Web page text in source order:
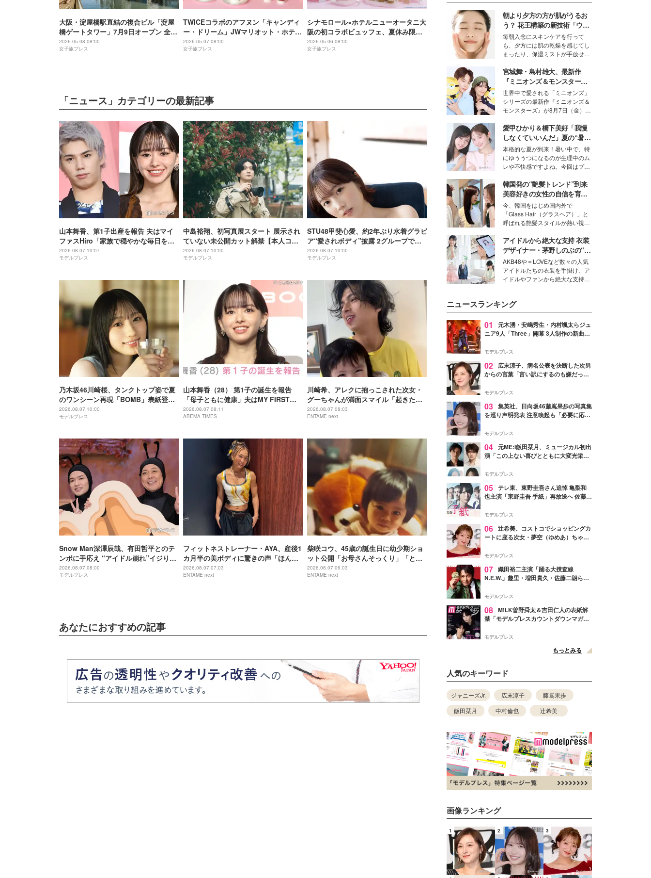
大阪・淀屋橋駅直結の複合ビル「淀屋
橋ゲートタワー」7月9日オープン 全29
店舗＆癒しの屋上庭園も
2026.05.08 08:00
女子旅プレス
TWICEコラボのアフヌン「キャンディ
ー・ドリーム」JWマリオット・ホテル
東京で限定提供
2026.05.07 08:00
女子旅プレス
シナモロール×ホテルニューオータニ大
阪の初コラボビュッフェ、夏休み限定
で開催
2026.05.06 08:00
女子旅プレス
「ニュース」カテゴリーの最新記事
山本舞香、第1子出産を報告 夫はマイ
ファスHiro「家族で穏やかな毎日を過
ごしています」
2026.08.07 10:07
モデルプレス
中島裕翔、初写真展スタート 展示され
ていない未公開カット解禁【本人コメ
ント】
2026.08.07 10:00
モデルプレス
STU48甲斐心愛、約2年ぶり水着グラビ
ア“愛されボディ”披露 2グループでの1
期生経験・センターへの思い語る
2026.08.07 10:00
モデルプレス
乃木坂46川崎桜、タンクトップ姿で夏
のワンシーン再現「BOMB」表紙登場
裏表紙は6期生・長嶋凛桜【独占カット
あり】
2026.08.07 10:00
モデルプレス
山本舞香（28） 第1子の誕生を報告
「母子ともに健康」夫はMY FIRST
STORY Hiro（32）
2026.08.07 08:11
ABEMA TIMES
川崎希、アレクに抱っこされた次女・
グーちゃんが満面スマイル「起きたて
はこの表情してくれて1日ハッピー」
2026.08.07 08:03
ENTAME next
Snow Man深澤辰哉、有田哲平とのテ
ンポに手応え “アイドル崩れ”イジりに
は即ツッコミ「一応ド真ん中を走って
るつもり」【アリフォルニア】
2026.08.07 08:00
モデルプレス
フィットネストレーナー・AYA、産後1
カ月半の美ボディに驚きの声「ほんと
に出産したのー？」
2026.08.07 07:03
ENTAME next
柴咲コウ、45歳の誕生日に幼少期ショ
ット公開「お母さんそっくり」「とん
でもなくかわいい」
2026.08.07 06:03
ENTAME next
あなたにおすすめの記事
朝より夕方の方が肌がうるお
う？ 花王構築の新技術「ウォ
ーターキャプチャリングスキ
ン（捕水肌）」がスキンケア
の常識を変える予感
毎朝入念にスキンケアを行って
も、夕方には肌の乾燥を感じてし
まったり、保湿ミストが手放せな
な美容の常識を大きく変える可能
性を秘めた、革新的な「Water
Capturing Skin（ウォーターキャ
プチャリングスキン：捕水肌）」
技術を、花王が構築した。
宮城舞・島村雄大、最新作
『ミニオンズ＆モンスター
ズ』の魅力熱弁 ハチャメチャ
だけじゃない“友情と絆”に感
動
世界中で愛される「ミニオンズ」
シリーズの最新作『ミニオンズ＆
モンスターズ』が8月7日（金）に
ニオン好き”という共通点を持つモ
デルの宮城舞と島村雄大の特別対
談をお届け！それぞれの視点か
ら、今作ならではの魅力や予想外
の感動をもたらす奥深いストーリ
ーについて熱く語り合ってもらっ
た。
愛甲ひかり＆橋下美好「我慢
しなくていいんだ」夏の“暑さ
対策”の新しい選択肢とは？
本格的な夏が到来！暑い中で、特
にゆううつになるのが生理中のム
レや不快感ですよね。今回はプラ
モデル・愛甲ひかりさんと橋下美
好さんを迎えて本音で女子会トー
ク。猛暑のお出かけを快適に過ご
すヒントや、2人が感動した夏の
生理の新常識にも迫りました。
韓国発の“艶髪トレンド”到来
美容好きの女性の自信を育む
「ヘアケア事情」って？
今、韓国をはじめ国内外で
「Glass Hair（グラスヘア）」と
呼ばれる艶髪スタイルが熱い視線
ションの完成度を高めるベースと
して、“髪そのものの美しさ”に改
めて注目する人が増えている様
子。今回は、そんな憧れの艶やか
な髪を日常で叶える、美容好きの
女性たちのヘアケア事情を紹介し
アイドルから絶大な支持 衣装
デザイナー・茅野しのぶの“可
愛い”を作る美学＜「シチズン
クロスシー」インタビュー＞
AKB48や＝LOVEなど数々の人気
アイドルたちの衣装を手掛け、ア
イドルやファンから絶大な支持を
ター・茅野しのぶ。一人ひとりの
個性に寄り添い、魅力を引き出す
衣装作りは、多くの女性たちに勇
気と自信を与え続けている。
ニュースランキング
01
元木湧・安嶋秀生・内村颯太らジュ
ニア9人「Three」開幕 3人制作の新曲＆
進んで夢を掴みたい」【ゲネプロレポ】
モデルプレス
02
広末涼子、病名公表を決断した次男
からの言葉「言い訳にするのも嫌だっ
モデルプレス
03 集英社、日向坂46藤嶌果歩の写真集
を巡り声明発表 注意喚起も「必要に応じ
モデルプレス
04 元ME:I飯田栞月、ミュージカル初出
演「この上ない喜びとともに大変光栄」
ャスト発表
モデルプレス
05 テレ東、東野圭吾さん追悼 亀梨和
也主演「東野圭吾 手紙」再放送へ 佐藤隆
モデルプレス
06 辻希美、コストコでショッピングカ
ートに座る次女・夢空（ゆめあ）ちゃん
ぎ」「成長を感じる」の声
モデルプレス
07 織田裕二主演「踊る大捜査線
N.E.W.」趣里・増田貴久・佐藤二朗ら新
徴する“謎のキーワード”も
モデルプレス
08 M!LK曽野舜太＆吉田仁人の表紙解
禁「モデルプレスカウントダウンマガジ
モデルプレス
もっとみる
人気のキーワード
ジャニーズJr. 広末涼子
藤嶌果歩
飯田栞月
中村倫也 辻希美
画像ランキング
1 2 3